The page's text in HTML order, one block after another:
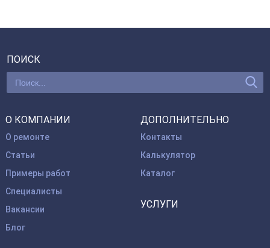
О КОМПАНИИ
О ремонте
Статьи
Примеры работ
Специалисты
Вакансии
Блог
УСЛУГИ
ДОПОЛНИТЕЛЬНО
Контакты
Калькулятор
Каталог
ПОИСК